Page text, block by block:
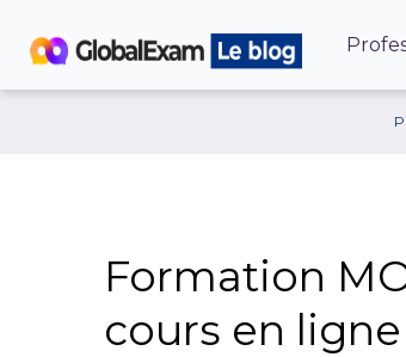
Formation
cours en ligne